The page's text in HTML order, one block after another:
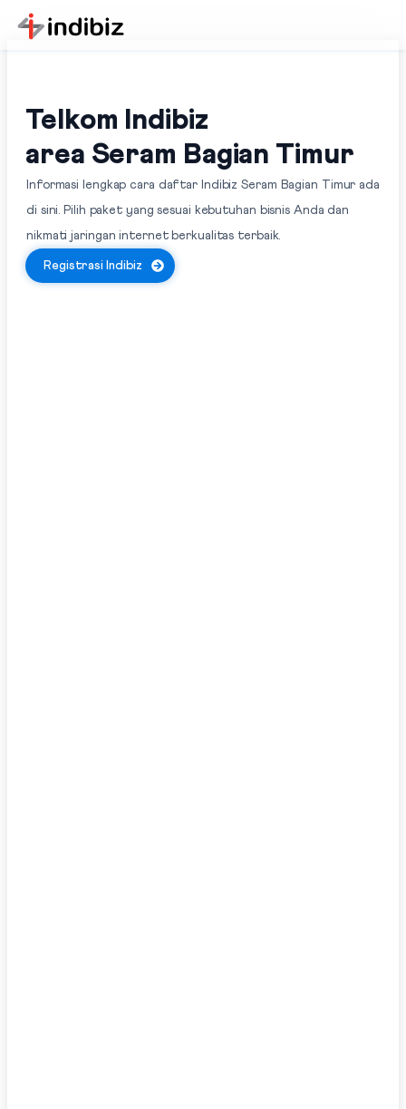
Telkom Indibiz
area Seram Bagian Timur
Informasi lengkap cara daftar Indibiz Seram Bagian Timur ada
di sini. Pilih paket yang sesuai kebutuhan bisnis Anda dan
nikmati jaringan internet berkualitas terbaik.
Registrasi Indibiz